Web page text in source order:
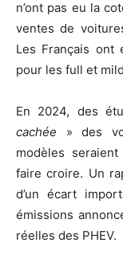
n’ont pas eu la
ventes de
Les Français ont
pour les full et
En 2024, des
cachée » des
modèles
faire croire. Un
d’un écart
émissions
réelles des PHEV.